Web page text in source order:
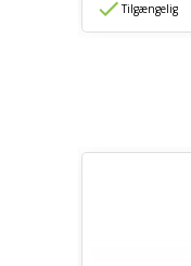
Tilgængelig